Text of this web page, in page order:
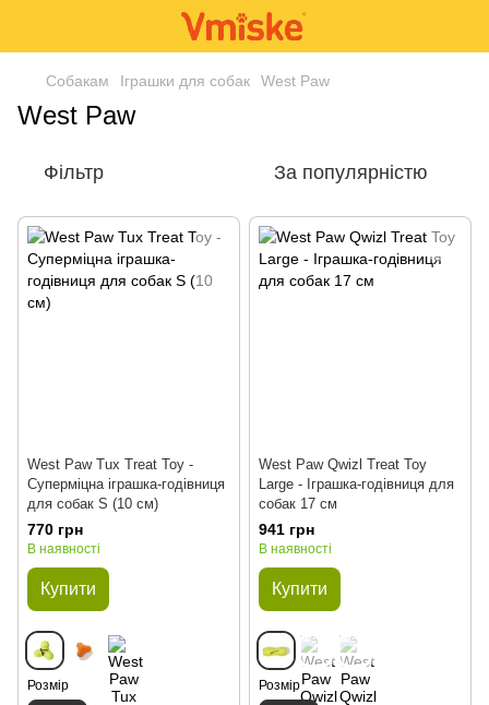
Собакам Іграшки для собак West Paw
West Paw
Фільтр За популярністю
West Paw Tux Treat Toy -
Суперміцна іграшка-годівниця
для собак S (10 см)
770 грн
В наявності
Купити
Розмір
West Paw Qwizl Treat Toy
Large - Іграшка-годівниця для
собак 17 см
941 грн
В наявності
Купити
Розмір